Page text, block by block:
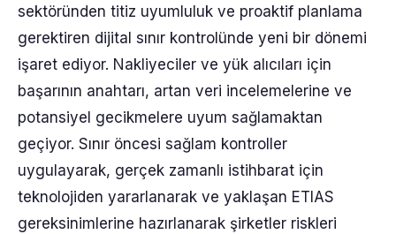
sektöründen titiz uyumluluk ve proaktif planlama
gerektiren dijital sınır kontrolünde yeni bir dönemi
işaret ediyor. Nakliyeciler ve yük alıcıları için
başarının anahtarı, artan veri incelemelerine ve
potansiyel gecikmelere uyum sağlamaktan
geçiyor. Sınır öncesi sağlam kontroller
uygulayarak, gerçek zamanlı istihbarat için
teknolojiden yararlanarak ve yaklaşan ETIAS
gereksinimlerine hazırlanarak şirketler riskleri